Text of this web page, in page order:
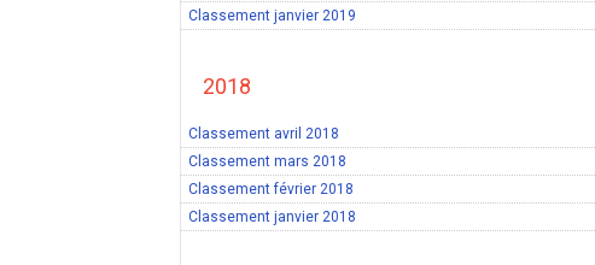
Classement janvier 2019
2018
Classement avril 2018
Classement mars 2018
Classement février 2018
Classement janvier 2018